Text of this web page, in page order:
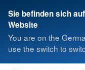
Sie befinden sich
Website
You are on the
use the switch to